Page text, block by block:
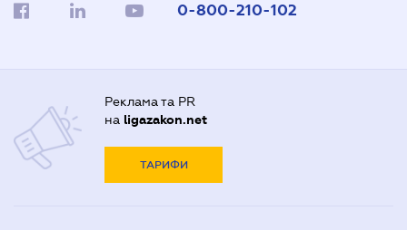
0-800-210-102
Реклама та PR
на ligazakon.net
ТАРИФИ